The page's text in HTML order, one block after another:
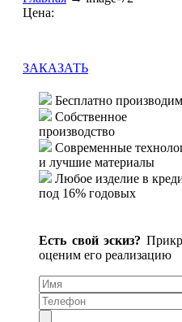
Цена:
ЗАКАЗАТЬ
Бесплатно
Собственное
производство
Современные
и лучшие материалы
Любое изделие в
под 16% годовых
Есть свой эскиз?
оценим его реализацию